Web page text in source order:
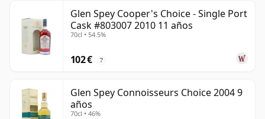
Glen Spey Cooper's Choice - Single Port
Cask #803007 2010 11 años
70cl • 54.5%
102 € ?
Glen Spey Connoisseurs Choice 2004 9
años
70cl • 46%